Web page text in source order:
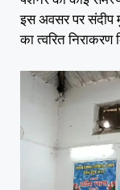
इस अवसर पर संदीप
का त्वरित निराकरण